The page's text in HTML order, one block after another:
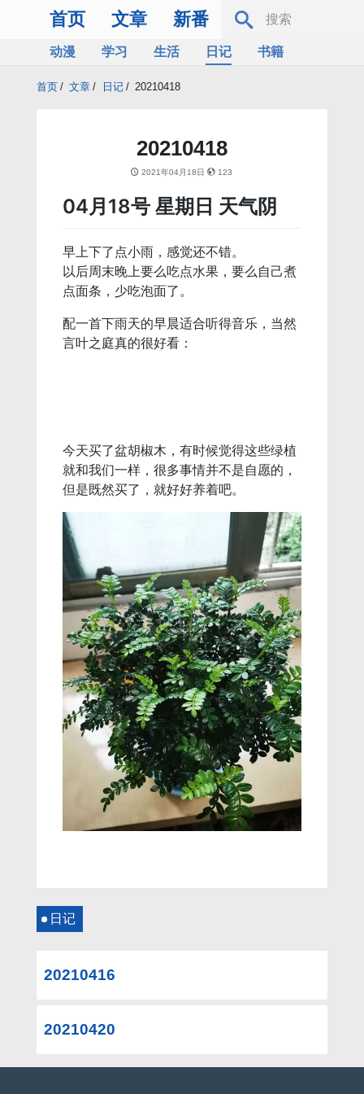
首页 文章 新番
动漫 学习 生活 日记
书籍
首页 / 文章 / 日记 / 20210418
20210418
2021年04月18日 123
04月18号 星期日 天气阴
早上下了点小雨，感觉还不错。
以后周末晚上要么吃点水果，要么自己煮
点面条，少吃泡面了。
配一首下雨天的早晨适合听得音乐，当然
言叶之庭真的很好看：
今天买了盆胡椒木，有时候觉得这些绿植
就和我们一样，很多事情并不是自愿的，
但是既然买了，就好好养着吧。
日记
20210416
20210420